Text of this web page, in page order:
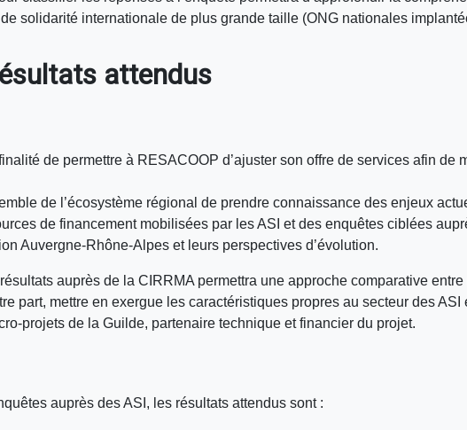
solidarité internationale de plus grande taille (ONG nationales
attendus
de permettre à RESACOOP d’ajuster son offre de services afin
de l’écosystème régional de prendre connaissance des enjeux
de financement mobilisées par les ASI et des enquêtes ciblées
Auvergne-Rhône-Alpes et leurs perspectives d’évolution.
auprès de la CIRRMA permettra une approche comparative
part, mettre en exergue les caractéristiques propres au secteur des
projets de la Guilde, partenaire technique et financier du projet.
auprès des ASI, les résultats attendus sont :